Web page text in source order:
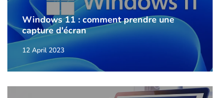
Windows 11 : comment prendre une
capture d'écran
12 April 2023